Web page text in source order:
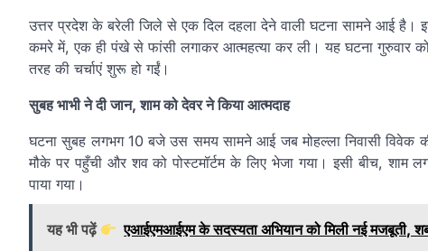
उत्तर प्रदेश के बरेली जिले से एक दिल दहला देने वाली घटना सामने आई है।
कमरे में, एक ही पंखे से फांसी लगाकर आत्महत्या कर ली। यह घटना
तरह की चर्चाएं शुरू हो गईं।
सुबह भाभी ने दी जान, शाम को देवर ने किया आत्मदाह
घटना सुबह लगभग 10 बजे उस समय सामने आई जब मोहल्ला निवासी विवेक
मौके पर पहुँची और शव को पोस्टमॉर्टम के लिए भेजा गया। इसी बीच,
पाया गया।
यह भी पढ़ें एआईएमआईएम के सदस्यता अभियान को मिली नई मजबूती,